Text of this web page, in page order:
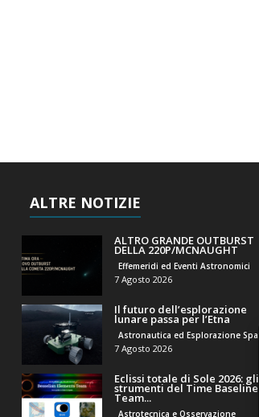
ALTRE NOTIZIE
ALTRO GRANDE OUTBURST
DELLA 220P/MCNAUGHT
Effemeridi ed Eventi Astronomici
7 Agosto 2026
Il futuro dell’esplorazione
lunare passa per l’Etna
7 Agosto 2026
Eclissi totale di Sole 2026: gli
strumenti del Time Baseline
Team...
Astrotecnica e Osservazione